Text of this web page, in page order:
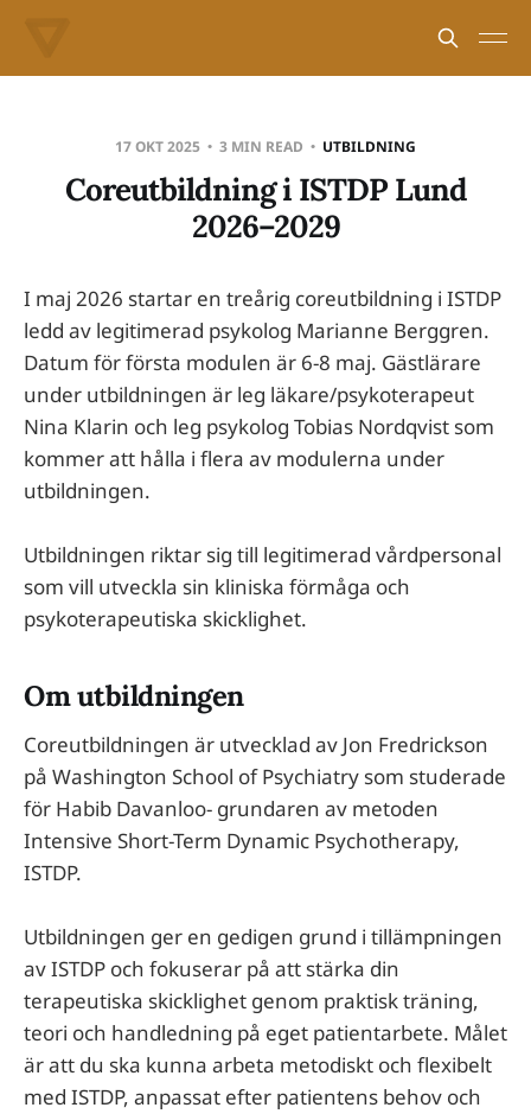
17 OKT 2025 3 MIN READ UTBILDNING
Coreutbildning i ISTDP Lund
2026–2029
I maj 2026 startar en treårig coreutbildning i ISTDP
ledd av legitimerad psykolog Marianne Berggren.
Datum för första modulen är 6-8 maj. Gästlärare
under utbildningen är leg läkare/psykoterapeut
Nina Klarin och leg psykolog Tobias Nordqvist som
kommer att hålla i flera av modulerna under
utbildningen.
Utbildningen riktar sig till legitimerad vårdpersonal
som vill utveckla sin kliniska förmåga och
psykoterapeutiska skicklighet.
Om utbildningen
Coreutbildningen är utvecklad av Jon Fredrickson
på Washington School of Psychiatry som studerade
för Habib Davanloo- grundaren av metoden
Intensive Short-Term Dynamic Psychotherapy,
ISTDP.
Utbildningen ger en gedigen grund i tillämpningen
av ISTDP och fokuserar på att stärka din
terapeutiska skicklighet genom praktisk träning,
teori och handledning på eget patientarbete. Målet
är att du ska kunna arbeta metodiskt och flexibelt
med ISTDP, anpassat efter patientens behov och